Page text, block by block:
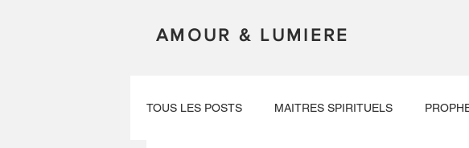
AMOUR & LUMIERE
TOUS LES POSTS MAITRES SPIRITUELS